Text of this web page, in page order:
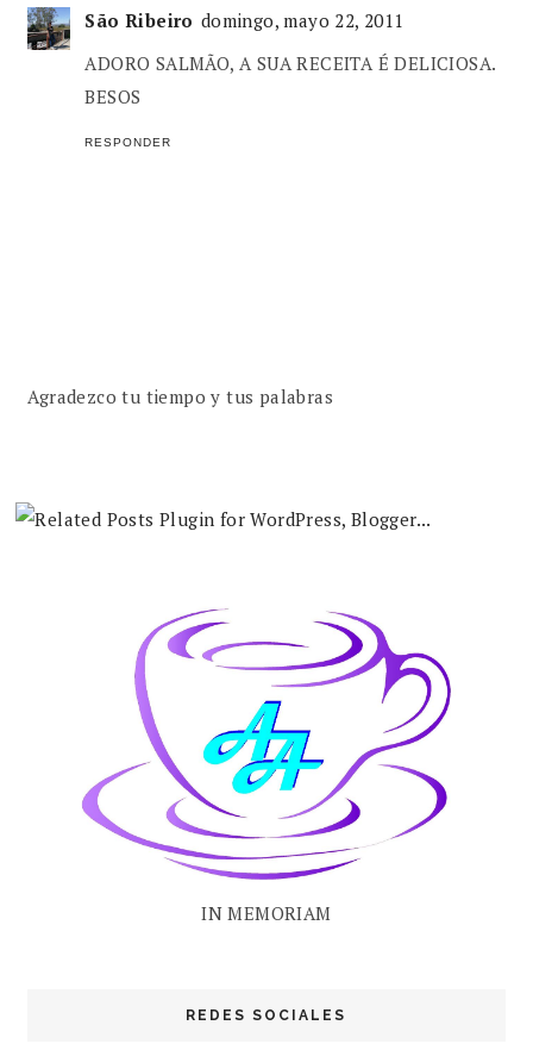
São Ribeiro domingo, mayo 22, 2011
ADORO SALMÃO, A SUA RECEITA É DELICIOSA.
BESOS
RESPONDER
Agradezco tu tiempo y tus palabras
IN MEMORIAM
REDES SOCIALES